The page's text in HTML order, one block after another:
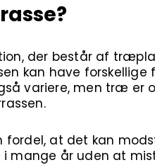
der består af
kan have forskellige
variere, men træ
at det kan
mange år uden at